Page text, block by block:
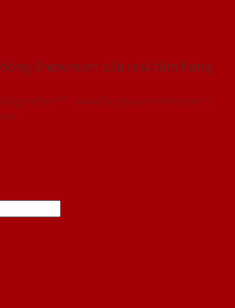
Showroom cửa nhà tắm hàng
- www.baogiacuanhom.com |